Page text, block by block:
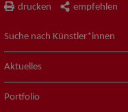
drucken empfehlen
Suche nach Künstler*innen
Aktuelles
Portfolio